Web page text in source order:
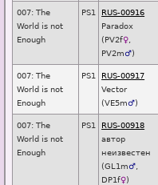
007: The
World is not
Enough
PS1
RUS-00916
Paradox
(PV2f♀
PV2m♂)
007: The
World is not
Enough
PS1
RUS-00917
Vector
(VE5m♂)
007: The
World is not
Enough
PS1
RUS-00918
автор
неизвестен
(GL1m♂
DP1f♀)